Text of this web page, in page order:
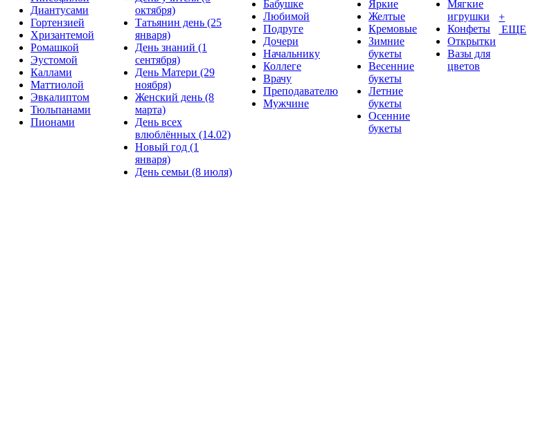
Диантусами
Гортензией
Хризантемой
Ромашкой
Эустомой
Каллами
Маттиолой
Эвкалиптом
Тюльпанами
Пионами
октября)
Татьянин день (25
января)
День знаний (1
сентября)
День Матери (29
ноября)
Женский день (8
марта)
День всех
влюблённых (14.02)
Новый год (1
января)
День семьи (8 июля)
Бабушке
Любимой
Подруге
Дочери
Начальнику
Коллеге
Врачу
Преподавателю
Мужчине
Яркие
Желтые
Кремовые
Зимние
букеты
Весенние
букеты
Летние
букеты
Осенние
букеты
Мягкие
игрушки
Конфеты
Открытки
Вазы для
цветов
+
ЕЩЕ